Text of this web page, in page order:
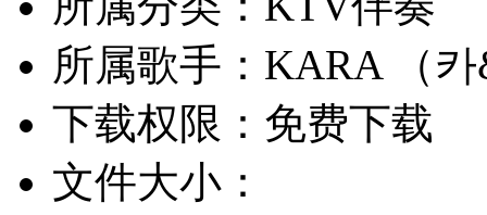
所属歌手：KARA （
下载权限：免费下载
文件大小：